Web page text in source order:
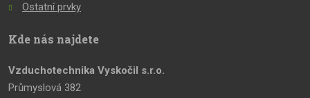
Ostatní prvky
Kde nás najdete
Vzduchotechnika Vyskočil s.r.o.
Průmyslová 382